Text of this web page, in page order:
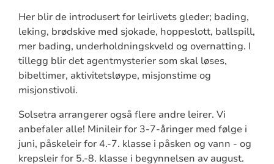
Her blir de introdusert for leirlivets gleder; bading,
leking, brødskive med sjokade, hoppeslott, ballspill,
mer bading, underholdningskveld og overnatting. I
tillegg blir det agentmysterier som skal løses,
bibeltimer, aktivitetsløype, misjonstime og
misjonstivoli.
Solsetra arrangerer også flere andre leirer. Vi
anbefaler alle! Minileir for 3-7-åringer med følge i
juni, påskeleir for 4.-7. klasse i påsken og vann - og
krepsleir for 5.-8. klasse i begynnelsen av august.